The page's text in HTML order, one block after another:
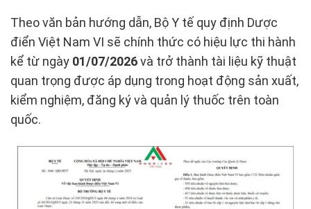
Theo văn bản hướng dẫn, Bộ Y tế quy định Dược
điển Việt Nam VI sẽ chính thức có hiệu lực thi hành
kể từ ngày 01/07/2026và trở thành tài liệu kỹ thuật
quan trọng được áp dụng trong hoạt động sản xuất,
kiểm nghiệm, đăng ký và quản lý thuốc trên toàn
quốc.